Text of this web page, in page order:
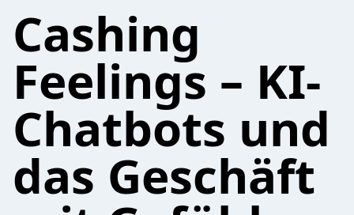
Cashing
Feelings – KI-
Chatbots und
das Geschäft